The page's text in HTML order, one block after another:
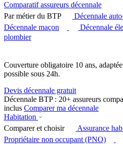
Comparatif assureurs décennale
Par métier du BTP
Décennale
Décennale maçon
Décennale
plombier
Couverture obligatoire 10 ans,
possible sous 24h.
Devis décennale gratuit
Décennale BTP : 20+ assureurs
inclus Comparer ma décennale
Habitation
Comparer et choisir
Assurance
Propriétaire non occupant (PNO)